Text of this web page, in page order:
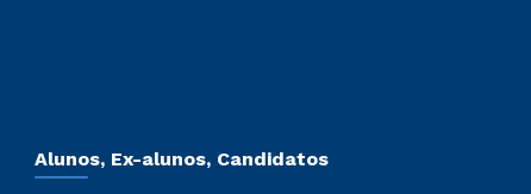
Alunos, Ex-alunos, Candidatos